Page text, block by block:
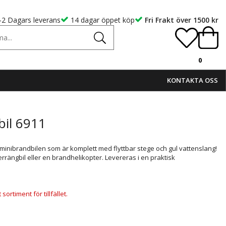
2 Dagars leverans 14 dagar öppet köp Fri Frakt över 1500 kr
0
KONTAKTA OSS
6911
som är komplett med flyttbar stege och gul vattenslang!
eller en brandhelikopter. Levereras i en praktisk
sortiment för tillfället.